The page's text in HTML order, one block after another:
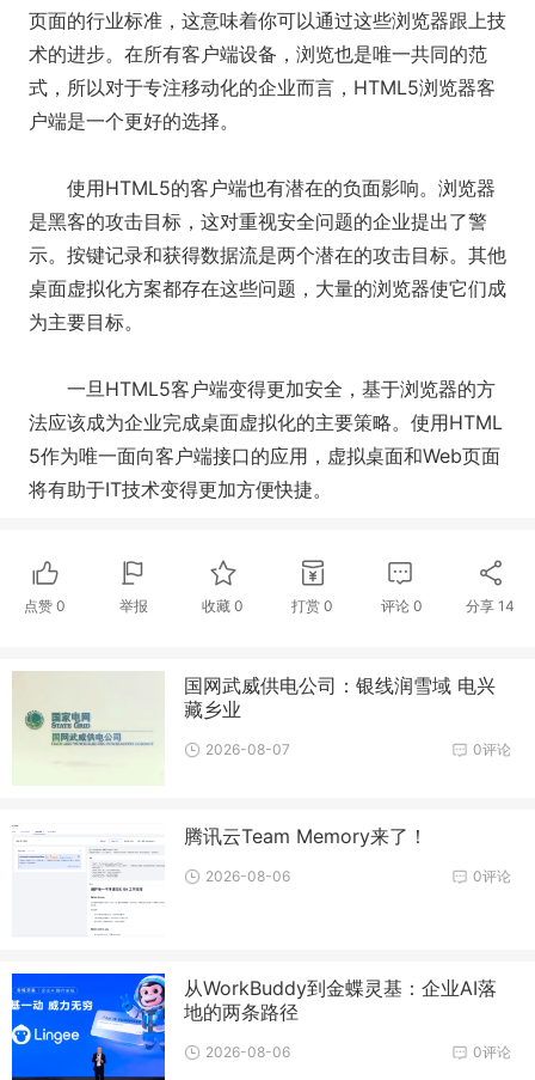
页面的行业标准，这意味着你可以通过这些浏览器跟上技
术的进步。在所有客户端设备，浏览也是唯一共同的范
式，所以对于专注移动化的企业而言，HTML5浏览器客
户端是一个更好的选择。
使用HTML5的客户端也有潜在的负面影响。浏览器
是黑客的攻击目标，这对重视安全问题的企业提出了警
示。按键记录和获得数据流是两个潜在的攻击目标。其他
桌面虚拟化方案都存在这些问题，大量的浏览器使它们成
为主要目标。
一旦HTML5客户端变得更加安全，基于浏览器的方
法应该成为企业完成桌面虚拟化的主要策略。使用HTML
5作为唯一面向客户端接口的应用，虚拟桌面和Web页面
将有助于IT技术变得更加方便快捷。
点赞 0 举报 收藏0 打赏 0 评论 0 分享14
国网武威供电公司：银线润雪域 电兴
藏乡业
0评论
2026-08-07
腾讯云Team Memory来了！
0评论
2026-08-06
从WorkBuddy到金蝶灵基：企业AI落
地的两条路径
0评论
2026-08-06